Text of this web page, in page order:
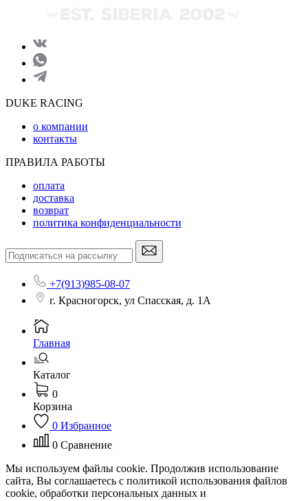
DUKE RACING
о компании
контакты
ПРАВИЛА РАБОТЫ
оплата
доставка
возврат
политика конфиденциальности
+7(913)985-08-07
г. Красногорск, ул Спасская, д. 1А
Главная
Каталог
0
Корзина
0 Избранное
0 Сравнение
Мы используем файлы cookie. Продолжив использование
сайта, Вы соглашаетесь с политикой использования файлов
cookie, обработки персональных данных и